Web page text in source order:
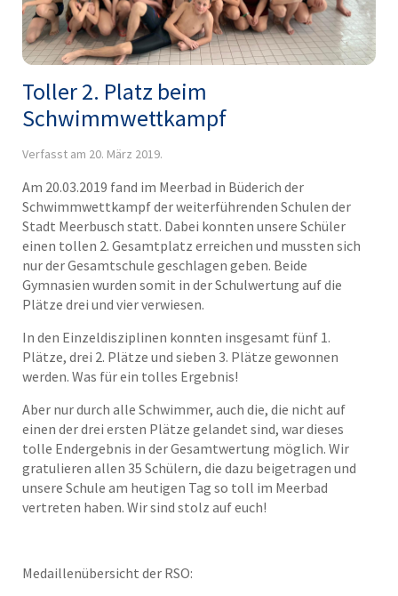
Toller 2. Platz beim
Schwimmwettkampf
Verfasst am 20. März 2019.
Am 20.03.2019 fand im Meerbad in Büderich der
Schwimmwettkampf der weiterführenden Schulen der
Stadt Meerbusch statt. Dabei konnten unsere Schüler
einen tollen 2. Gesamtplatz erreichen und mussten sich
nur der Gesamtschule geschlagen geben. Beide
Gymnasien wurden somit in der Schulwertung auf die
Plätze drei und vier verwiesen.
In den Einzeldisziplinen konnten insgesamt fünf 1.
Plätze, drei 2. Plätze und sieben 3. Plätze gewonnen
werden. Was für ein tolles Ergebnis!
Aber nur durch alle Schwimmer, auch die, die nicht auf
einen der drei ersten Plätze gelandet sind, war dieses
tolle Endergebnis in der Gesamtwertung möglich. Wir
gratulieren allen 35 Schülern, die dazu beigetragen und
unsere Schule am heutigen Tag so toll im Meerbad
vertreten haben. Wir sind stolz auf euch!
Medaillenübersicht der RSO: